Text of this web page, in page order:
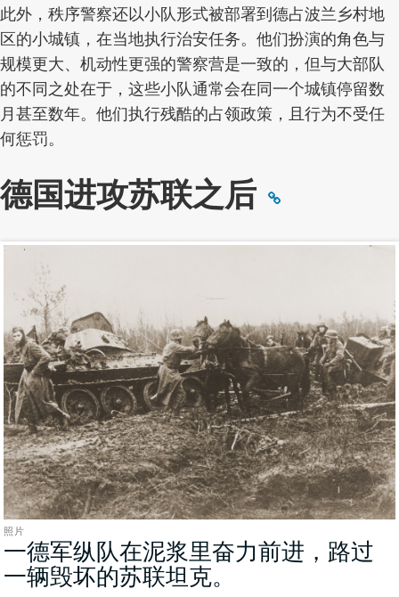
此外，秩序警察还以小队形式被部署到德占波兰乡村地
区的小城镇，在当地执行治安任务。他们扮演的角色与
规模更大、机动性更强的警察营是一致的，但与大部队
的不同之处在于，这些小队通常会在同一个城镇停留数
月甚至数年。他们执行残酷的占领政策，且行为不受任
何惩罚。
德国进攻苏联之后
照片
一德军纵队在泥浆里奋力前进，路过
一辆毁坏的苏联坦克。